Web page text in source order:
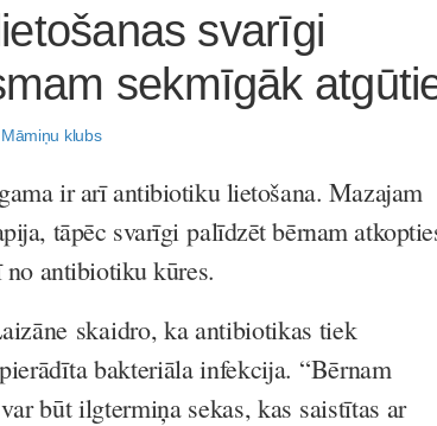
svarīgi
sekmīgāk
Māmiņu klubs
ir arī antibiotiku lietošana. Mazajam
tāpēc svarīgi palīdzēt bērnam
antibiotiku kūres.
skaidro, ka antibiotikas tiek
bakteriāla infekcija. “Bērnam
būt ilgtermiņa sekas, kas saistītas ar